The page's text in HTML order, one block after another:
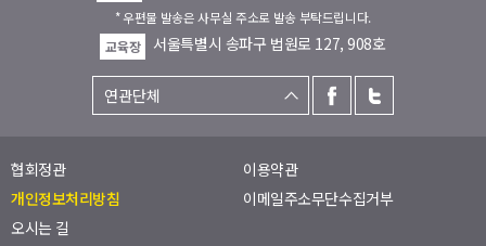
* 우편물 발송은 사무실 주소로 발송 부탁드립니다.
교육장
서울특별시 송파구 법원로 127, 908호
협회정관
이용약관
개인정보처리방침
이메일주소무단수집거부
오시는 길